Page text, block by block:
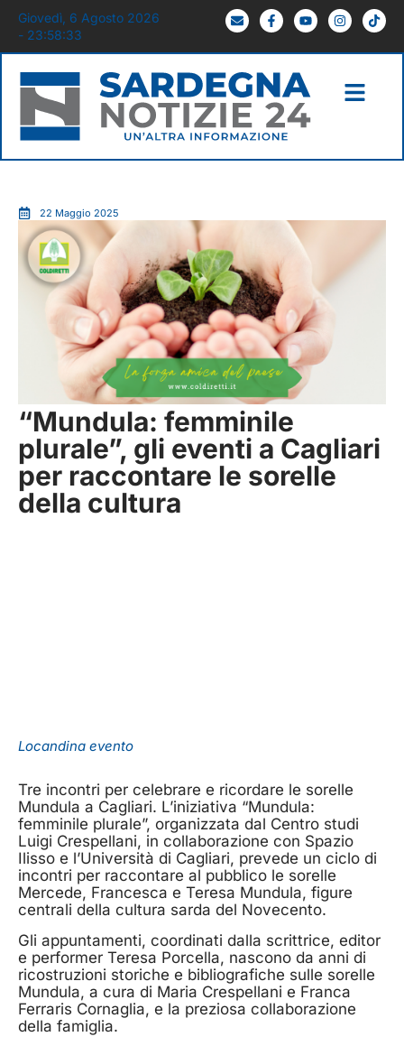
Giovedì, 6 Agosto 2026
- 23:58:34
22 Maggio 2025
“Mundula: femminile
plurale”, gli eventi a Cagliari
per raccontare le sorelle
della cultura
Locandina evento
Tre incontri per celebrare e ricordare le sorelle
Mundula a Cagliari. L’iniziativa “Mundula:
femminile plurale”, organizzata dal Centro studi
Luigi Crespellani, in collaborazione con Spazio
Ilisso e l’Università di Cagliari, prevede un ciclo di
incontri per raccontare al pubblico le sorelle
Mercede, Francesca e Teresa Mundula, figure
centrali della cultura sarda del Novecento.
Gli appuntamenti, coordinati dalla scrittrice, editor
e performer Teresa Porcella, nascono da anni di
ricostruzioni storiche e bibliografiche sulle sorelle
Mundula, a cura di Maria Crespellani e Franca
Ferraris Cornaglia, e la preziosa collaborazione
della famiglia.